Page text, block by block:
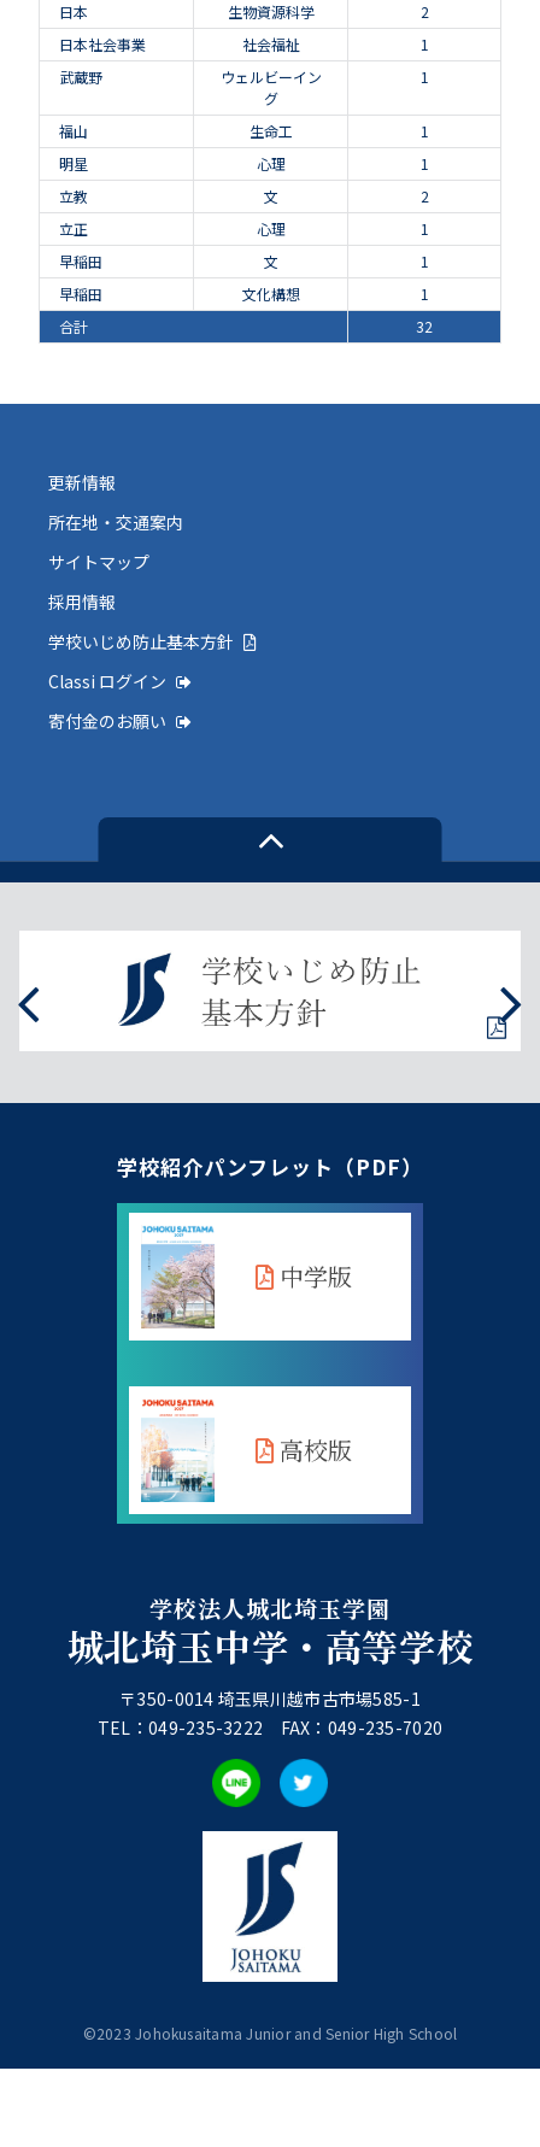
日本
生物資源科学
2
日本社会事業
社会福祉
1
武蔵野
ウェルビーイン
グ
1
福山 生命工
1
明星
心理
1
立教
文
2
立正
心理
1
早稲田
文
1
早稲田
文化構想
1
合計
32
更新情報
所在地・交通案内
サイトマップ
採用情報
学校いじめ防止基本方針
Classi ログイン
寄付金のお願い
学校法人城北埼玉学園
城北埼玉中学・高等学校
〒350-0014 埼玉県川越市古市場585-1
TEL：049-235-3222 FAX：049-235-7020
学校紹介パンフレット（PDF）
中学版
高校版
©︎2023 Johokusaitama Junior and Senior High School